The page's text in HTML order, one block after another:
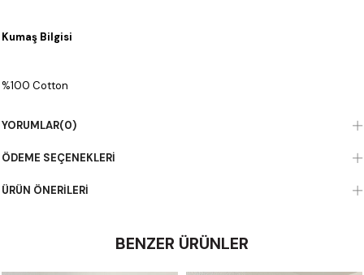
Kumaş Bilgisi
%100 Cotton
YORUMLAR(0)
ÖDEME SEÇENEKLERI
ÜRÜN ÖNERILERI
BENZER ÜRÜNLER